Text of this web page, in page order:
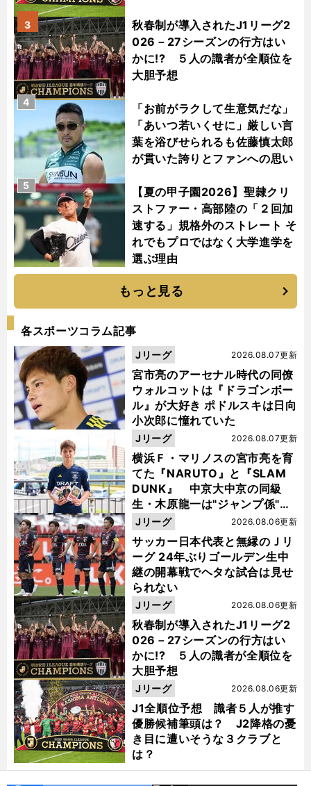
秋春制が導入されたJ1リーグ2
026－27シーズンの行方はい
かに!? ５人の識者が全順位を
大胆予想
3
「お前がラクして生意気だな」
「あいつ若いくせに」厳しい言
葉を浴びせられるも佐藤慎太郎
が貫いた誇りとファンへの思い
4
【夏の甲子園2026】聖隷クリ
ストファー・高部陸の「２回加
速する」規格外のストレート そ
れでもプロではなく大学進学を
選ぶ理由
5
もっと見る
各スポーツコラム記事
宮市亮のアーセナル時代の同僚
ウォルコットは『ドラゴンボー
ル』が大好き ポドルスキは日向
小次郎に憧れていた
2026.08.07更新
Jリーグ
横浜Ｆ・マリノスの宮市亮を育
てた『NARUTO』と『SLAM
DUNK』 中京大中京の同級
生・木原龍一は"ジャンプ係"だ
った
2026.08.07更新
Jリーグ
サッカー日本代表と無縁のＪリ
ーグ 24年ぶりゴールデン生中
継の開幕戦でヘタな試合は見せ
られない
2026.08.06更新
Jリーグ
秋春制が導入されたJ1リーグ2
026－27シーズンの行方はい
かに!? ５人の識者が全順位を
大胆予想
2026.08.06更新
Jリーグ
J1全順位予想 識者５人が推す
優勝候補筆頭は？ J2降格の憂
き目に遭いそうな３クラブと
は？
2026.08.06更新
Jリーグ